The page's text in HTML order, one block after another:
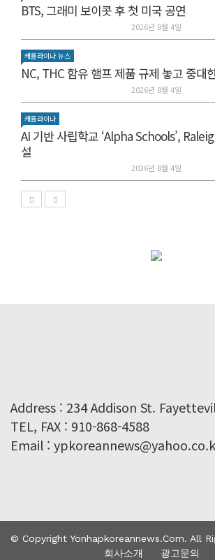
BTS, 그래미 보이콧 후 첫 미국 공연
2026년 8월 4일
캐롤라이나 뉴스
NC, THC 함유 햄프 제품 규제 놓고 중대
2026년 8월 4일
캐롤라이나
AI 기반 사립학교 ‘Alpha Schools’,
설
2026년 8월 4일
Address : 234 Addison St.
TEL, FAX : 910-868-4588
Email :
© Copyright Yonhapkoreannews.com. All
회사소개
광고문의